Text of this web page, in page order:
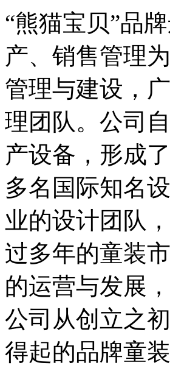
“熊猫宝贝”品
产、销售管理
管理与建设，
理团队。公司
产设备，形成
多名国际知名
业的设计团队
过多年的童装
的运营与发展
公司从创立之
得起的品牌童